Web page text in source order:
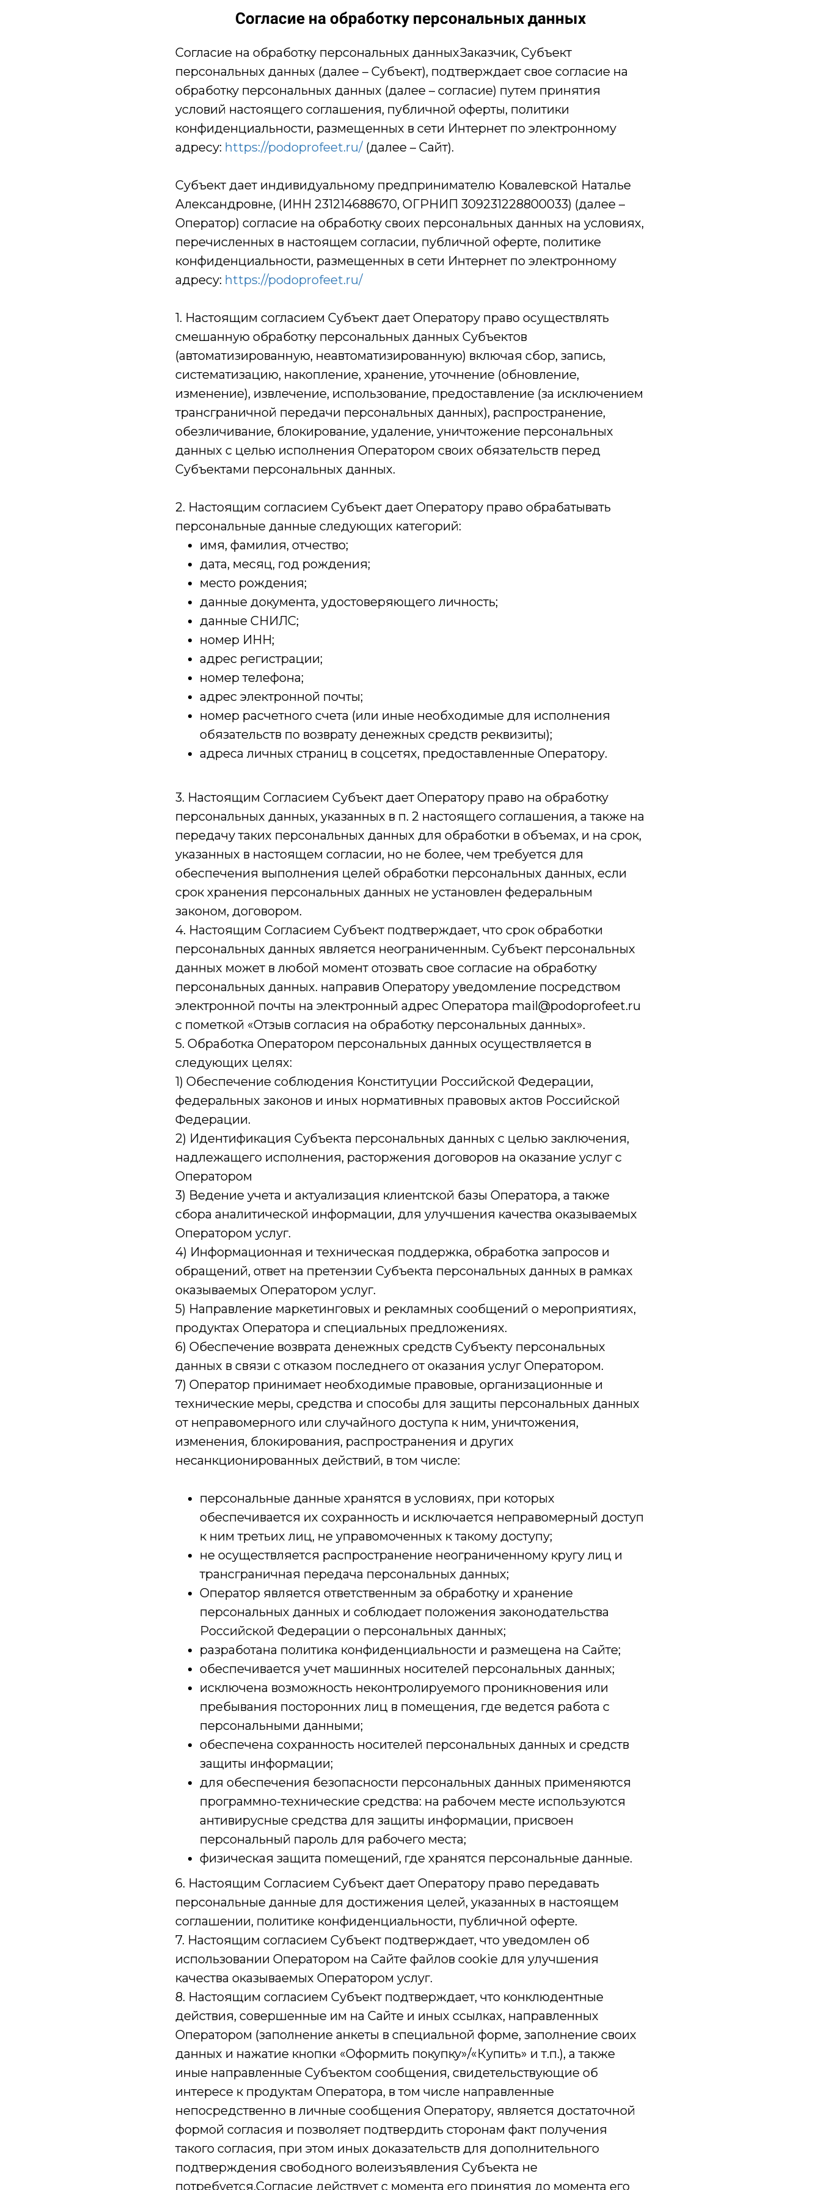
Согласие на обработку персональных данных
Согласие на обработку персональных данныхЗаказчик, Субъект
персональных данных (далее – Субъект), подтверждает свое согласие на
обработку персональных данных (далее – согласие) путем принятия
условий настоящего соглашения, публичной оферты, политики
конфиденциальности, размещенных в сети Интернет по электронному
адресу: https://podoprofeet.ru/ (далее – Сайт).
Субъект дает индивидуальному предпринимателю Ковалевской Наталье
Александровне, (ИНН 231214688670, ОГРНИП 309231228800033) (далее –
Оператор) согласие на обработку своих персональных данных на условиях,
перечисленных в настоящем согласии, публичной оферте, политике
конфиденциальности, размещенных в сети Интернет по электронному
адресу: https://podoprofeet.ru/
1. Настоящим согласием Субъект дает Оператору право осуществлять
смешанную обработку персональных данных Субъектов
(автоматизированную, неавтоматизированную) включая сбор, запись,
систематизацию, накопление, хранение, уточнение (обновление,
изменение), извлечение, использование, предоставление (за исключением
трансграничной передачи персональных данных), распространение,
обезличивание, блокирование, удаление, уничтожение персональных
данных с целью исполнения Оператором своих обязательств перед
Субъектами персональных данных.
2. Настоящим согласием Субъект дает Оператору право обрабатывать
персональные данные следующих категорий:
имя, фамилия, отчество;
дата, месяц, год рождения;
место рождения;
данные документа, удостоверяющего личность;
данные СНИЛС;
номер ИНН;
адрес регистрации;
номер телефона;
адрес электронной почты;
номер расчетного счета (или иные необходимые для исполнения
обязательств по возврату денежных средств реквизиты);
адреса личных страниц в соцсетях, предоставленные Оператору.
3. Настоящим Согласием Субъект дает Оператору право на обработку
персональных данных, указанных в п. 2 настоящего соглашения, а также на
передачу таких персональных данных для обработки в объемах, и на срок,
указанных в настоящем согласии, но не более, чем требуется для
обеспечения выполнения целей обработки персональных данных, если
срок хранения персональных данных не установлен федеральным
законом, договором.
4. Настоящим Согласием Субъект подтверждает, что срок обработки
персональных данных является неограниченным. Субъект персональных
данных может в любой момент отозвать свое согласие на обработку
персональных данных. направив Оператору уведомление посредством
электронной почты на электронный адрес Оператора mail@podoprofeet.ru
с пометкой «Отзыв согласия на обработку персональных данных».
5. Обработка Оператором персональных данных осуществляется в
следующих целях:
1) Обеспечение соблюдения Конституции Российской Федерации,
федеральных законов и иных нормативных правовых актов Российской
Федерации.
2) Идентификация Субъекта персональных данных с целью заключения,
надлежащего исполнения, расторжения договоров на оказание услуг с
Оператором
3) Ведение учета и актуализация клиентской базы Оператора, а также
сбора аналитической информации, для улучшения качества оказываемых
Оператором услуг.
4) Информационная и техническая поддержка, обработка запросов и
обращений, ответ на претензии Субъекта персональных данных в рамках
оказываемых Оператором услуг.
5) Направление маркетинговых и рекламных сообщений о мероприятиях,
продуктах Оператора и специальных предложениях.
6) Обеспечение возврата денежных средств Субъекту персональных
данных в связи с отказом последнего от оказания услуг Оператором.
7) Оператор принимает необходимые правовые, организационные и
технические меры, средства и способы для защиты персональных данных
от неправомерного или случайного доступа к ним, уничтожения,
изменения, блокирования, распространения и других
несанкционированных действий, в том числе:
персональные данные хранятся в условиях, при которых
обеспечивается их сохранность и исключается неправомерный доступ
к ним третьих лиц, не управомоченных к такому доступу;
не осуществляется распространение неограниченному кругу лиц и
трансграничная передача персональных данных;
Оператор является ответственным за обработку и хранение
персональных данных и соблюдает положения законодательства
Российской Федерации о персональных данных;
разработана политика конфиденциальности и размещена на Сайте;
обеспечивается учет машинных носителей персональных данных;
исключена возможность неконтролируемого проникновения или
пребывания посторонних лиц в помещения, где ведется работа с
персональными данными;
обеспечена сохранность носителей персональных данных и средств
защиты информации;
для обеспечения безопасности персональных данных применяются
программно-технические средства: на рабочем месте используются
антивирусные средства для защиты информации, присвоен
персональный пароль для рабочего места;
физическая защита помещений, где хранятся персональные данные.
6. Настоящим Согласием Субъект дает Оператору право передавать
персональные данные для достижения целей, указанных в настоящем
соглашении, политике конфиденциальности, публичной оферте.
7. Настоящим согласием Субъект подтверждает, что уведомлен об
использовании Оператором на Сайте файлов cookie для улучшения
качества оказываемых Оператором услуг.
8. Настоящим согласием Субъект подтверждает, что конклюдентные
действия, совершенные им на Сайте и иных ссылках, направленных
Оператором (заполнение анкеты в специальной форме, заполнение своих
данных и нажатие кнопки «Оформить покупку»/«Купить» и т.п.), а также
иные направленные Субъектом сообщения, свидетельствующие об
интересе к продуктам Оператора, в том числе направленные
непосредственно в личные сообщения Оператору, является достаточной
формой согласия и позволяет подтвердить сторонам факт получения
такого согласия, при этом иных доказательств для дополнительного
подтверждения свободного волеизъявления Субъекта не
потребуется.Согласие действует с момента его принятия до момента его